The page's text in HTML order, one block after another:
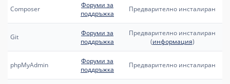
Composer
Форуми за
поддръжка
Предварително инсталиран
Git
Форуми за
поддръжка
Предварително инсталиран
(информация)
phpMyAdmin
Форуми за
поддръжка
Предварително инсталиран